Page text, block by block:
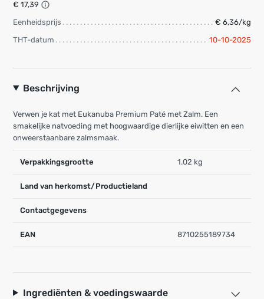
€ 17,39
Eenheidsprijs
€ 6,36/kg
THT-datum
10-10-2025
Beschrijving
Verwen je kat met Eukanuba Premium Paté met Zalm. Een
smakelijke natvoeding met hoogwaardige dierlijke eiwitten en een
onweerstaanbare zalmsmaak.
Verpakkingsgrootte 1.02 kg
Land van herkomst/Productieland
Contactgegevens
EAN 8710255189734
Ingrediënten & voedingswaarde